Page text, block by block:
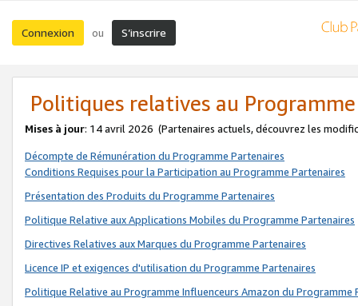
Connexion ou S’inscrire
Politiques relatives au
Mises à jour: 14 avril 2026 (Partenaires actuels, découvrez les
Décompte de Rémunération du Programme Partenaires
Conditions Requises pour la Participation au Programme Partenaires
Présentation des Produits du Programme Partenaires
Politique Relative aux Applications Mobiles du Programme Partenaires
Directives Relatives aux Marques du Programme Partenaires
Licence IP et exigences d'utilisation du Programme Partenaires
Politique Relative au Programme Influenceurs Amazon du Programme